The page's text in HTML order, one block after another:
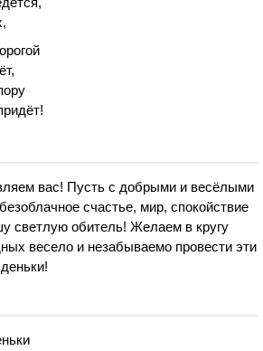
вас! Пусть с добрыми и весёлыми
счастье, мир, спокойствие
светлую обитель! Желаем в кругу
весело и незабываемо провести эти